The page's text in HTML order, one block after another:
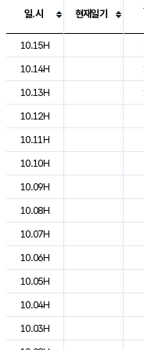
도시별 기상실황표로 지점,
일.시 현재일기
10.15H
10.14H
10.13H
10.12H
10.11H
10.10H
10.09H
10.08H
10.07H
10.06H
10.05H
10.04H
10.03H